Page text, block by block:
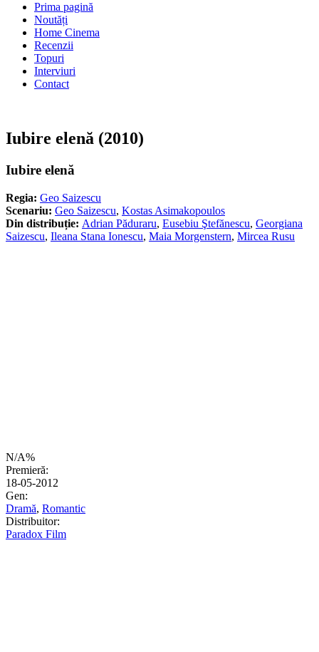
Prima pagină
Noutăți
Home Cinema
Recenzii
Topuri
Interviuri
Contact
Iubire elenă (2010)
Iubire elenă
Regia: Geo Saizescu
Scenariu: Geo Saizescu, Kostas Asimakopoulos
Din distribuție: Adrian Păduraru, Eusebiu Ştefănescu, Georgiana
Saizescu, Ileana Stana Ionescu, Maia Morgenstern, Mircea Rusu
N/A%
Premieră:
18-05-2012
Gen:
Dramă, Romantic
Distribuitor:
Paradox Film